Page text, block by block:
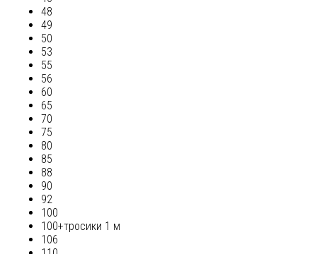
48
49
50
53
55
56
60
65
70
75
80
85
88
90
92
100
100+тросики 1 м
106